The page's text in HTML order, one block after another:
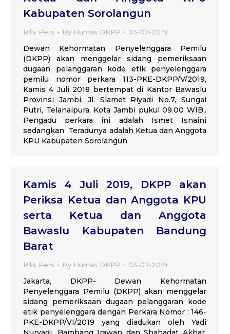
Kabupaten Sorolangun
Rilis Pers By Humas DKPP 03-07-2019
Dewan Kehormatan Penyelenggara Pemilu
(DKPP) akan menggelar sidang pemeriksaan
dugaan pelanggaran kode etik penyelenggara
pemilu nomor perkara 113-PKE-DKPP/V/2019,
Kamis 4 Juli 2018 bertempat di Kantor Bawaslu
Provinsi Jambi, Jl. Slamet Riyadi No.7, Sungai
Putri, Telanaipura, Kota Jambi pukul 09.00 WIB..
Pengadu perkara ini adalah Ismet Isnaini
sedangkan Teradunya adalah Ketua dan Anggota
KPU Kabupaten Sorolangun
Kamis 4 Juli 2019, DKPP akan
Periksa Ketua dan Anggota KPU
serta Ketua dan Anggota
Bawaslu Kabupaten Bandung
Barat
Rilis Pers By Humas DKPP 03-07-2019
Jakarta, DKPP- Dewan Kehormatan
Penyelenggara Pemilu (DKPP) akan menggelar
sidang pemeriksaan dugaan pelanggaran kode
etik penyelenggara dengan Perkara Nomor : 146-
PKE-DKPP/VI/2019 yang diadukan oleh Yadi